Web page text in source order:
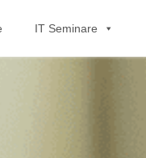
IT Seminare